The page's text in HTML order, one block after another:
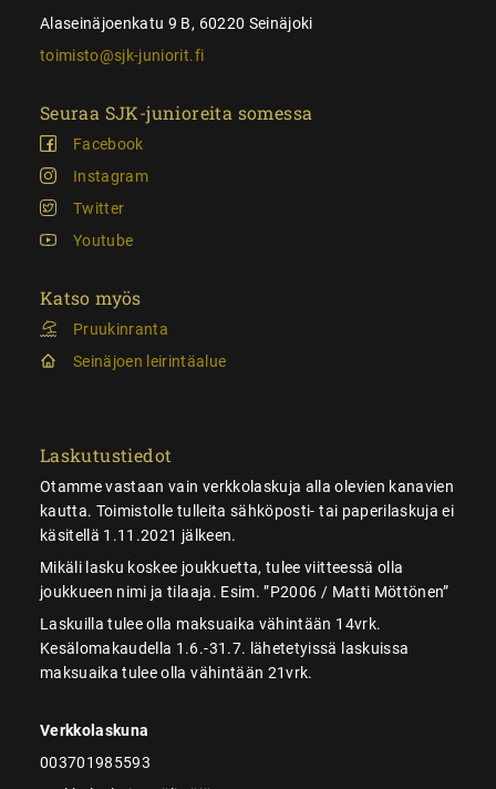
Alaseinäjoenkatu 9 B, 60220 Seinäjoki
toimisto@sjk-juniorit.fi
Seuraa SJK-junioreita somessa
Facebook
Instagram
Twitter
Youtube
Katso myös
Pruukinranta
Seinäjoen leirintäalue
Laskutustiedot
Otamme vastaan vain verkkolaskuja alla olevien kanavien
kautta. Toimistolle tulleita sähköposti- tai paperilaskuja ei
käsitellä 1.11.2021 jälkeen.
Mikäli lasku koskee joukkuetta, tulee viitteessä olla
joukkueen nimi ja tilaaja. Esim. ”P2006 / Matti Möttönen”
Laskuilla tulee olla maksuaika vähintään 14vrk.
Kesälomakaudella 1.6.-31.7. lähetetyissä laskuissa
maksuaika tulee olla vähintään 21vrk.
Verkkolaskuna
003701985593